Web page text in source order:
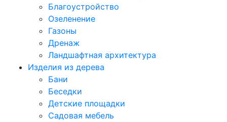
Благоустройство
Озеленение
Газоны
Дренаж
Ландшафтная архитектура
Изделия из дерева
Бани
Беседки
Детские площадки
Садовая мебель